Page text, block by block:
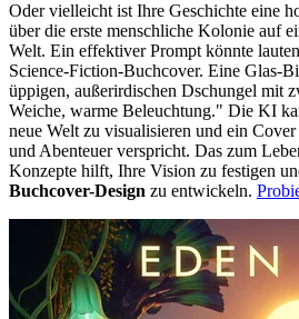
Oder vielleicht ist Ihre Geschichte eine
über die erste menschliche Kolonie auf
Welt. Ein effektiver Prompt könnte
Science-Fiction-Buchcover. Eine Glas-
üppigen, außerirdischen Dschungel mit
Weiche, warme Beleuchtung." Die KI
neue Welt zu visualisieren und ein
und Abenteuer verspricht. Das zum
Konzepte hilft, Ihre Vision zu festigen
Buchcover-Design zu entwickeln.